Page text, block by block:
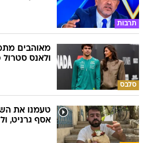
תרבות
סלבס
מאוהבים
ולאנס
טעמנו את
אסף גרניט,